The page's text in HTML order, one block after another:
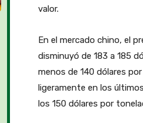
valor.
En el mercado chino, el
disminuyó de 183 a 185
menos de 140 dólares
ligeramente en los
los 150 dólares por